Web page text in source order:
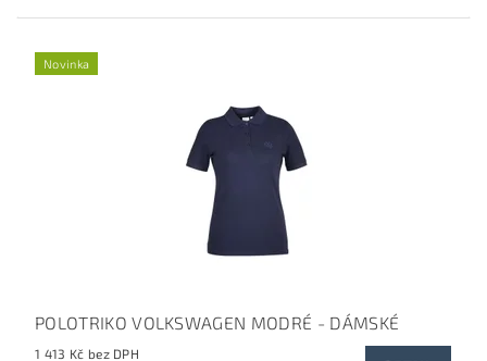
Novinka
POLOTRIKO VOLKSWAGEN MODRÉ - DÁMSKÉ
1 413 Kč bez DPH